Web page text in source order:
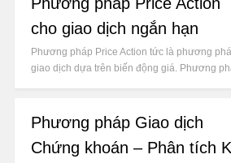
cho giao dịch ngắn hạn
Phương pháp Price Action tức là phương
giao dịch dựa trên biến động giá. Phương
Phương pháp Giao dịch
Chứng khoán – Phân tích